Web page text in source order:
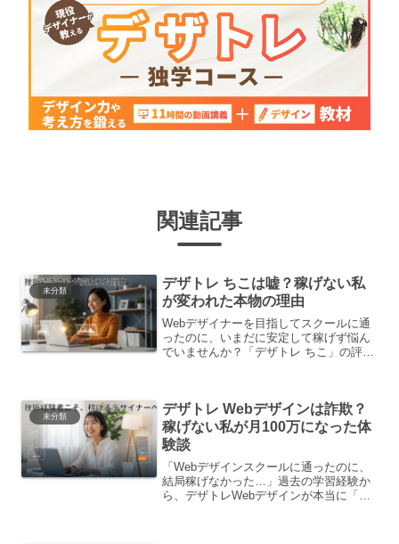
関連記事
未分類
デザトレ ちこは嘘？稼げない私
が変われた本物の理由
Webデザイナーを目指してスクールに通
ったのに、いまだに安定して稼げず悩ん
でいませんか？「デザトレ ちこ」の評判
ない」という強い思い
未分類
デザトレ Webデザインは詐欺？
稼げない私が月100万になった体
験談
「Webデザインスクールに通ったのに、
結局稼げなかった…」過去の学習経験か
ら、デザトレWebデザインが本当に「稼